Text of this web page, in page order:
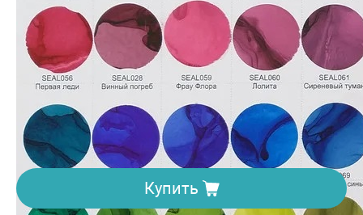
Производитель: ScrapEgo Цвет: Красный
149.9грн
Купить